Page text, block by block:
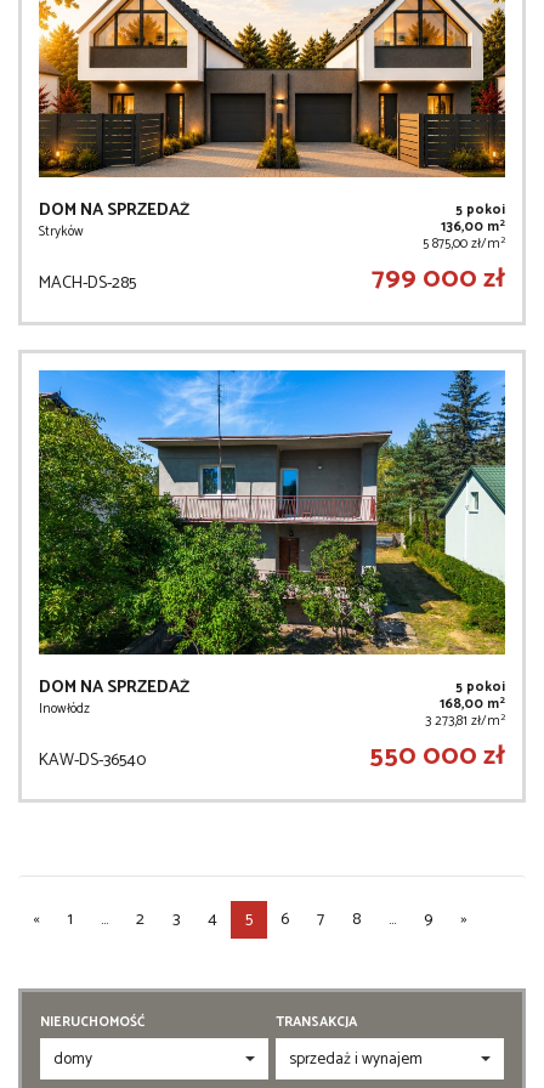
DOM NA SPRZEDAŻ
Stryków
5 pokoi
136,00 m2
5 875,00 zł/m2
MACH-DS-285 799 000 zł
DOM NA SPRZEDAŻ
Inowłódz
5 pokoi
168,00 m2
3 273,81 zł/m2
KAW-DS-36540 550 000 zł
« 1 ... 2 3 4 5 6 7 8 ... 9 »
NIERUCHOMOŚĆ TRANSAKCJA